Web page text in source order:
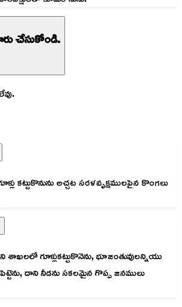
చేసుకోండి.
కట్టుకొనును అచ్చట సరళవృక్షములపైన కొంగలు
గూళ్లుకట్టుకొనెను, భూజంతువులన్నియు
దాని నీడను సకలమైన గొప్ప జనములు